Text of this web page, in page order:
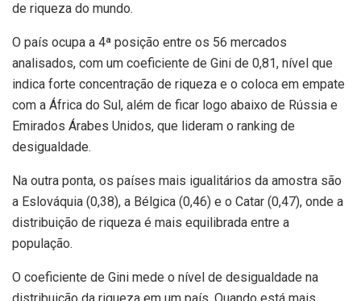
de riqueza do mundo.
O país ocupa a 4ª posição entre os 56 mercados
analisados, com um coeficiente de Gini de 0,81, nível que
indica forte concentração de riqueza e o coloca em empate
com a África do Sul, além de ficar logo abaixo de Rússia e
Emirados Árabes Unidos, que lideram o ranking de
desigualdade.
Na outra ponta, os países mais igualitários da amostra são
a Eslováquia (0,38), a Bélgica (0,46) e o Catar (0,47), onde a
distribuição de riqueza é mais equilibrada entre a
população.
O coeficiente de Gini mede o nível de desigualdade na